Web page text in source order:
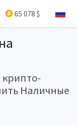
65 078 $
Наличные